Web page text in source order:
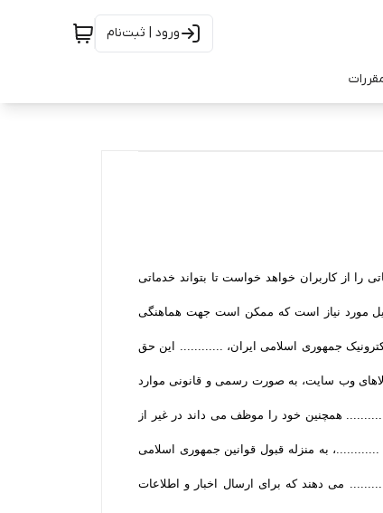
ورود | ثبت‌نام
از کاربران خواهد خواست تا بتواند خدماتی
مورد نیاز است که ممکن است جهت هماهنگی
جمهوری اسلامی ایران، ............ این حق
وب سایت، به صورت رسمی و قانونی موارد
همچنین خود را موظف می داند در غیر از
به منزله قبول قوانین جمهوری اسلامی
می دهند که برای ارسال اخبار و اطلاعات